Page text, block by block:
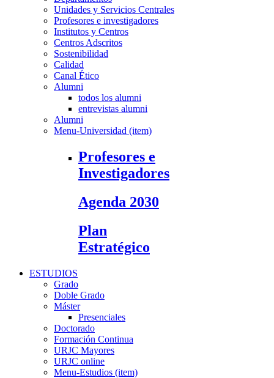
Unidades y Servicios Centrales
Profesores e investigadores
Institutos y Centros
Centros Adscritos
Sostenibilidad
Calidad
Canal Ético
Alumni
todos los alumni
entrevistas alumni
Alumni
Menu-Universidad (item)
Profesores e
Investigadores
Agenda 2030
Plan
Estratégico
ESTUDIOS
Grado
Doble Grado
Máster
Presenciales
Doctorado
Formación Continua
URJC Mayores
URJC online
Menu-Estudios (item)